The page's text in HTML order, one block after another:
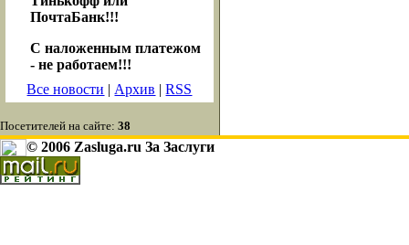
ПочтаБанк!!!
С наложенным платежом
- не работаем!!!
Все новости | Архив |RSS
Посетителей на сайте: 38
© 2006 Zasluga.ru За Заслуги